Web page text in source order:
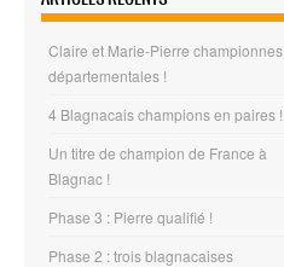
Claire et Marie-Pierre championnes
départementales !
4 Blagnacais champions en paires !
Un titre de champion de France à
Blagnac !
Phase 3 : Pierre qualifié !
Phase 2 : trois blagnacaises